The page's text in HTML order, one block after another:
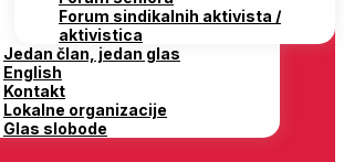
Forum sindikalnih aktivista /
aktivistica
Jedan član, jedan glas
English
Kontakt
Lokalne organizacije
Glas slobode